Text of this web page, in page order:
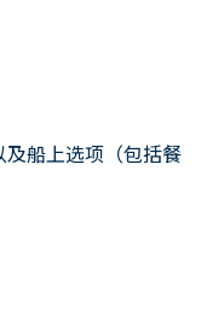
船上选项（包括餐